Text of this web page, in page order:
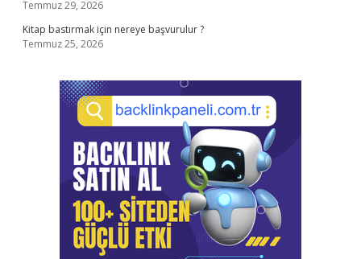
Temmuz 29, 2026
Kitap bastırmak için nereye başvurulur ?
Temmuz 25, 2026